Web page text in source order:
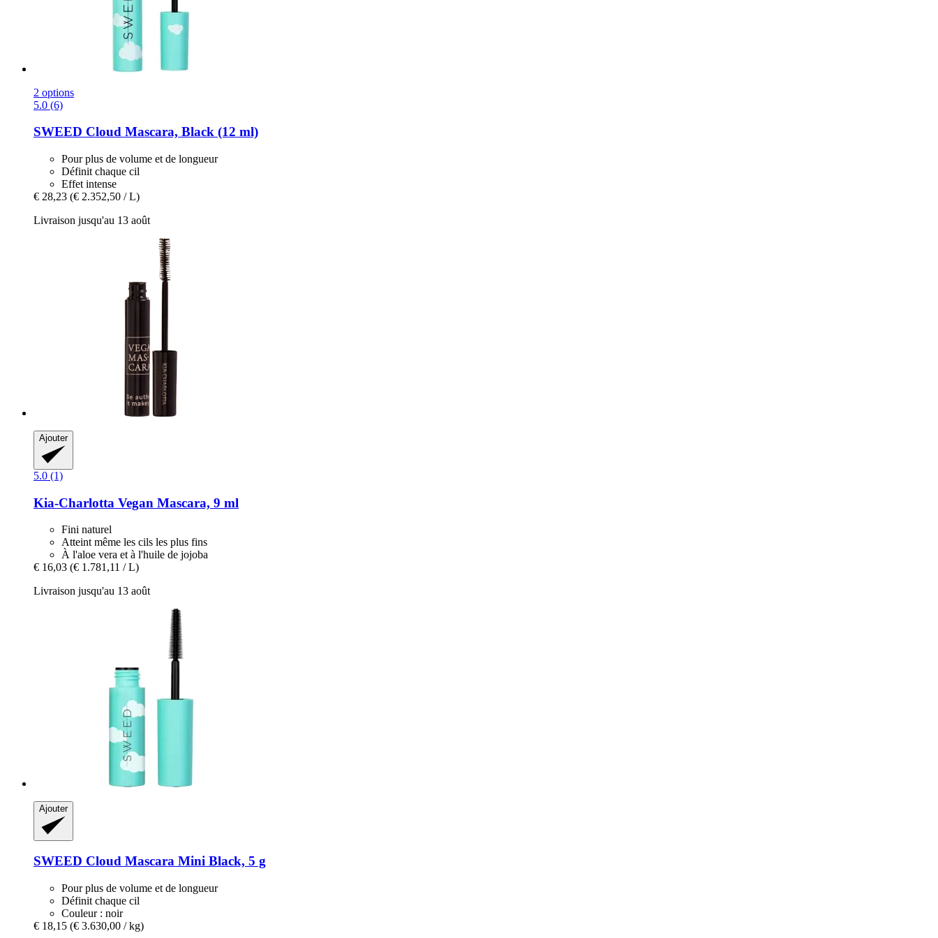
2 options
5.0 (6)
SWEED Cloud Mascara, Black (12 ml)
Pour plus de volume et de longueur
Définit chaque cil
Effet intense
€ 28,23 (€ 2.352,50 / L)
Livraison jusqu'au 13 août
Ajouter
5.0 (1)
Kia-Charlotta Vegan Mascara, 9 ml
Fini naturel
Atteint même les cils les plus fins
À l'aloe vera et à l'huile de jojoba
€ 16,03 (€ 1.781,11 / L)
Livraison jusqu'au 13 août
Ajouter
SWEED Cloud Mascara Mini Black, 5 g
Pour plus de volume et de longueur
Définit chaque cil
Couleur : noir
€ 18,15 (€ 3.630,00 / kg)